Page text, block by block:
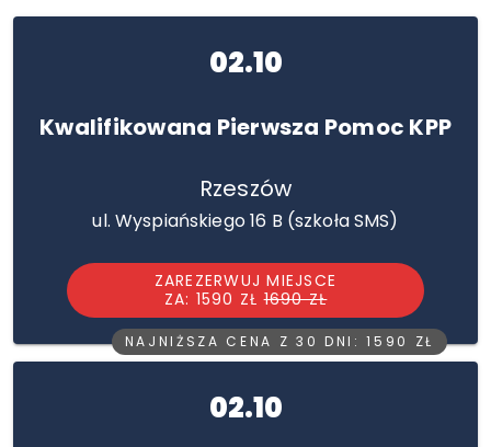
02.10
Kwalifikowana Pierwsza Pomoc KPP
Rzeszów
ul. Wyspiańskiego 16 B (szkoła SMS)
ZAREZERWUJ MIEJSCE
ZA: 1590 ZŁ1690 ZŁ
NAJNIŻSZA CENA Z 30 DNI: 1590 ZŁ
02.10